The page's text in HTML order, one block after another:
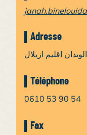
Adresse
اقليم ازيلال
Téléphone
0610 53 90 54
Fax